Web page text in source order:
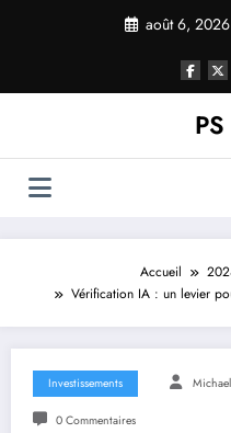
août 6, 2026
Accueil
Vérification IA : un levier
Investissements
0 Commentaires